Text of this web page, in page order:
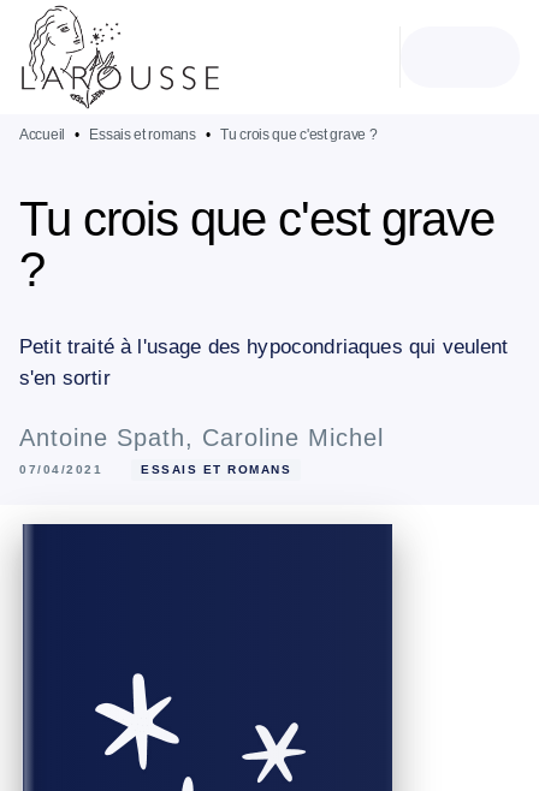
MENU
PIED DE PAGE
Accueil • Essais et romans • Tu crois que c'est grave ?
Tu crois que c'est grave
?
Petit traité à l'usage des hypocondriaques qui veulent
s'en sortir
Antoine Spath, Caroline Michel
07/04/2021 ESSAIS ET ROMANS